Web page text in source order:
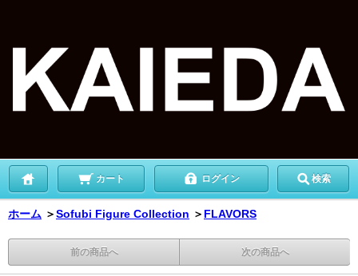
カート ログイン 検索
ホーム ＞Sofubi Figure Collection ＞ FLAVORS
前の商品へ 次の商品へ